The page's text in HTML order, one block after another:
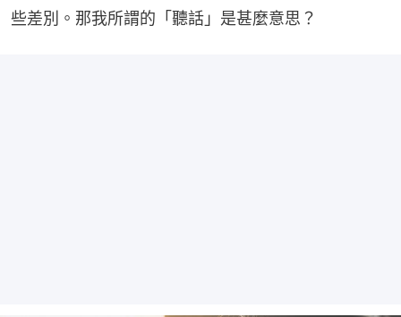
些差別。那我所謂的「聽話」是甚麼意思？